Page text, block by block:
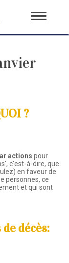
Toggle
?
actions pour
c'est-à-dire, que
en faveur de
personnes, ce
et qui sont
décès: